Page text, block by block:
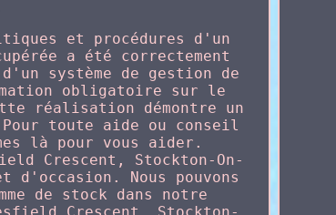
et procédures d'un
a été correctement
système de gestion de
obligatoire sur le
réalisation démontre un
toute aide ou conseil
là pour vous aider.
Crescent, Stockton-On-
d'occasion. Nous pouvons
de stock dans notre